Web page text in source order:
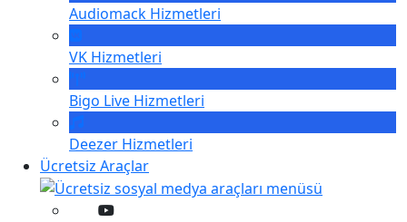
Audiomack Hizmetleri
VK Hizmetleri
Bigo Live Hizmetleri
Deezer Hizmetleri
Ücretsiz Araçlar